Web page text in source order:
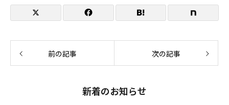
前の記事 次の記事
新着のお知らせ